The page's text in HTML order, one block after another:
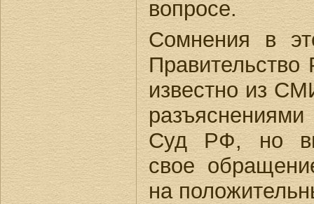
вопросе.
Сомнения в
Правительство
известно из
Суд РФ, но
свое
на